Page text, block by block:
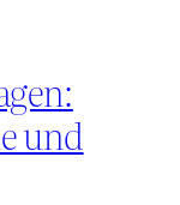
und